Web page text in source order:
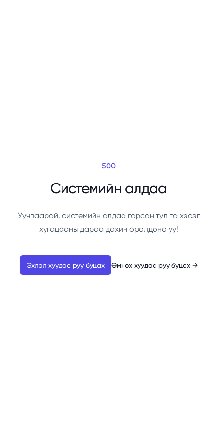
500
Системийн алдаа
Уучлаарай, системийн алдаа гарсан тул та хэсэг
хугацааны дараа дахин оролдоно уу!
Эхлэл хуудас руу буцах Өмнөх хуудас руу буцах →